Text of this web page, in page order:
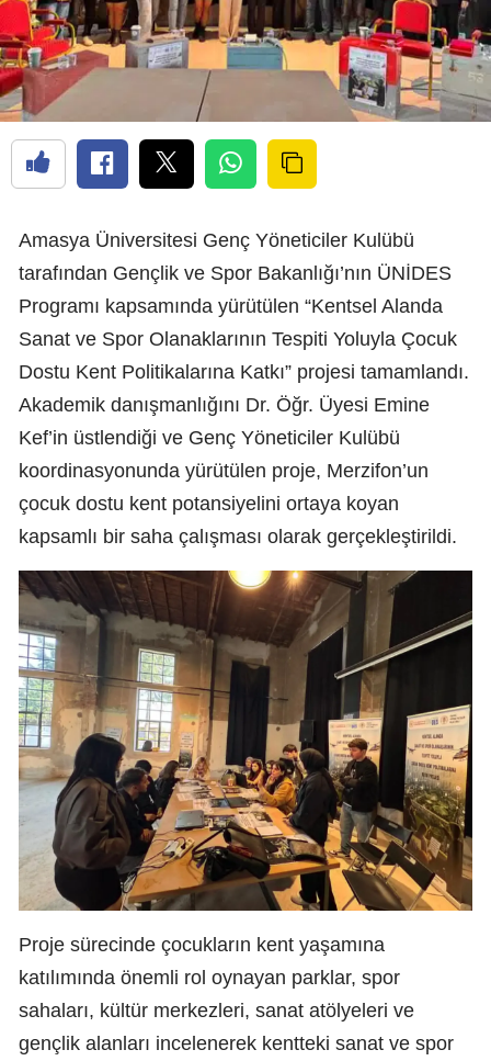
Amasya Üniversitesi Genç Yöneticiler Kulübü
tarafından Gençlik ve Spor Bakanlığı’nın ÜNİDES
Programı kapsamında yürütülen “Kentsel Alanda
Sanat ve Spor Olanaklarının Tespiti Yoluyla Çocuk
Dostu Kent Politikalarına Katkı” projesi tamamlandı.
Akademik danışmanlığını Dr. Öğr. Üyesi Emine
Kef’in üstlendiği ve Genç Yöneticiler Kulübü
koordinasyonunda yürütülen proje, Merzifon’un
çocuk dostu kent potansiyelini ortaya koyan
kapsamlı bir saha çalışması olarak gerçekleştirildi.
Proje sürecinde çocukların kent yaşamına
katılımında önemli rol oynayan parklar, spor
sahaları, kültür merkezleri, sanat atölyeleri ve
gençlik alanları incelenerek kentteki sanat ve spor